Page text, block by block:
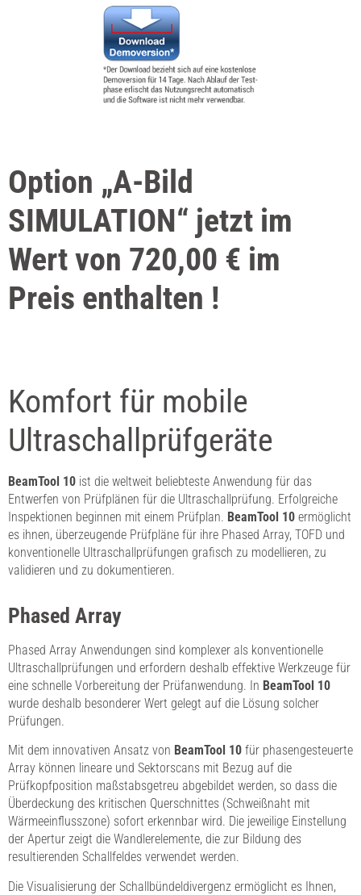
Option „A-Bild
SIMULATION“ jetzt im
Wert von 720,00 € im
Preis enthalten !
Komfort für mobile
Ultraschallprüfgeräte
BeamTool 10 ist die weltweit beliebteste Anwendung für das
Entwerfen von Prüfplänen für die Ultraschallprüfung. Erfolgreiche
Inspektionen beginnen mit einem Prüfplan. BeamTool 10 ermöglicht
es ihnen, überzeugende Prüfpläne für ihre Phased Array, TOFD und
konventionelle Ultraschallprüfungen grafisch zu modellieren, zu
validieren und zu dokumentieren.
Phased Array
Phased Array Anwendungen sind komplexer als konventionelle
Ultraschallprüfungen und erfordern deshalb effektive Werkzeuge für
eine schnelle Vorbereitung der Prüfanwendung. In BeamTool 10
wurde deshalb besonderer Wert gelegt auf die Lösung solcher
Prüfungen.
Mit dem innovativen Ansatz von BeamTool 10 für phasengesteuerte
Array können lineare und Sektorscans mit Bezug auf die
Prüfkopfposition maßstabsgetreu abgebildet werden, so dass die
Überdeckung des kritischen Querschnittes (Schweißnaht mit
Wärmeeinflusszone) sofort erkennbar wird. Die jeweilige Einstellung
der Apertur zeigt die Wandlerelemente, die zur Bildung des
resultierenden Schallfeldes verwendet werden.
Die Visualisierung der Schallbündeldivergenz ermöglicht es Ihnen,